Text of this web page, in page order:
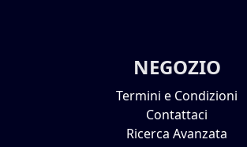
NEGOZIO
Termini e Condizioni
Contattaci
Ricerca Avanzata